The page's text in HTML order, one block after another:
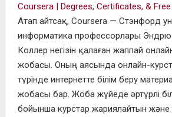
Coursera | Degrees, Certificates, &
Атап айтсақ, Coursera — Стэнфорд
информатика профессорлары
Коллер негізін қалаған жаппай
жобасы. Оның аясында онлайн-
түрінде интернетте білім беру
жобасы бар. Жоба жүйеде әртүрлі
бойынша курстар жариялайтын және